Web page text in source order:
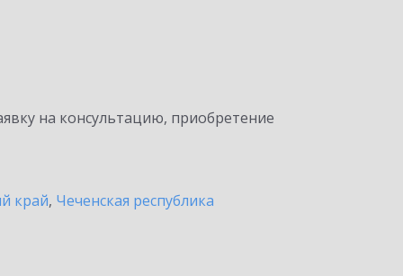
на консультацию, приобретение
край, Чеченская республика